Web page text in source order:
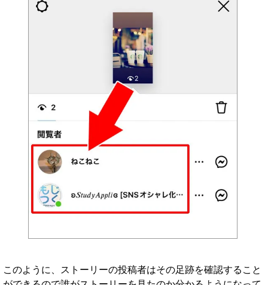
このように、ストーリーの投稿者はその足跡を確認すること